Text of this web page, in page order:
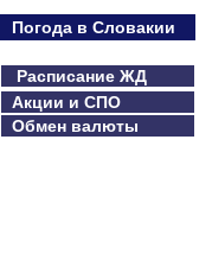
Погода в Словакии
Расписание ЖД
Акции и СПО
Обмен валюты